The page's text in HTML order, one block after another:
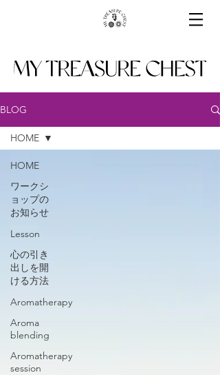
BLOG
HOME
ワークシ
ョップの
お知らせ
Lesson
心の引き
出しを開
ける方法
Aromatherapy
Aroma
blending
Aromatherapy
session
HOME